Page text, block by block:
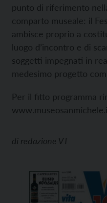
punto di riferimento
comparto museale: il
ambisce proprio a
luogo d’incontro e di
soggetti impegnati in
medesimo progetto
Per il fitto programma
di redazione VT